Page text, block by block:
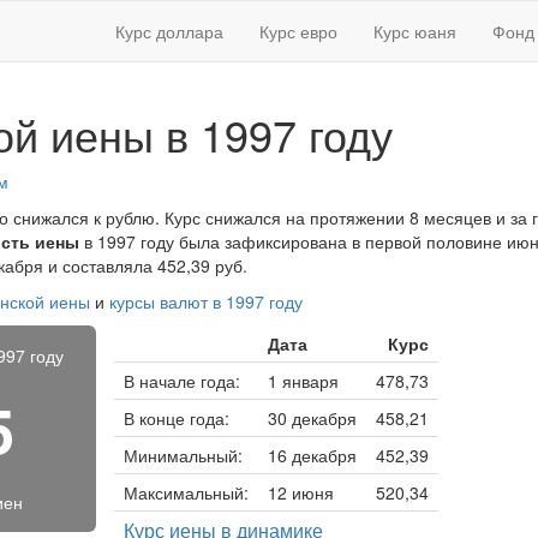
Курс доллара Курс евро Курс юаня Фонд
иены в 1997 году
снижался к рублю. Курс снижался на протяжении 8 месяцев и
иены в 1997 году была зафиксирована в первой половине
и составляла 452,39 руб.
иены и курсы валют в 1997 году
году Дата
Курс
В начале года:
1 января
478,73
В конце года:
30 декабря
458,21
Минимальный:
16 декабря
452,39
Максимальный:
12 июня 520,34
Курс иены в динамике